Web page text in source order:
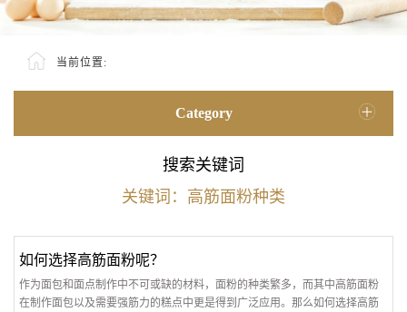
当前位置:
Category
搜索关键词
关键词：高筋面粉种类
如何选择高筋面粉呢？
作为面包和面点制作中不可或缺的材料，面粉的种类繁多，而其中高筋面粉
在制作面包以及需要强筋力的糕点中更是得到广泛应用。那么如何选择高筋